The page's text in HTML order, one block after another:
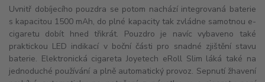
Uvnitř dobíjecího pouzdra se potom nachází integrovaná baterie
s kapacitou 1500 mAh, do plné kapacity tak zvládne samotnou e-
cigaretu dobít hned třikrát. Pouzdro je navíc vybaveno také
praktickou LED indikací v boční části pro snadné zjištění stavu
baterie. Elektronická cigareta Joyetech eRoll Slim láká také na
jednoduché používání a plně automatický provoz. Sepnutí žhavení